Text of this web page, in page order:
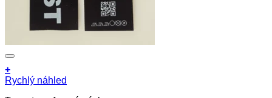
+
Rychlý náhled